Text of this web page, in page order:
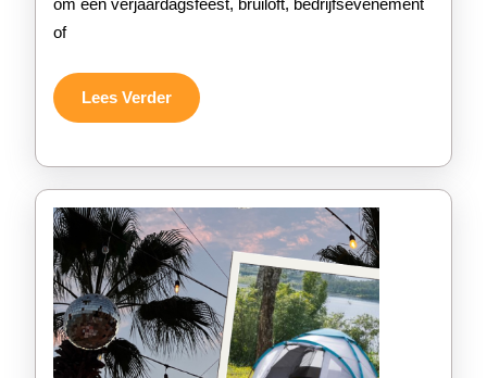
om een verjaardagsfeest, bruiloft, bedrijfsevenement
of
Lees VerderLees
Verder